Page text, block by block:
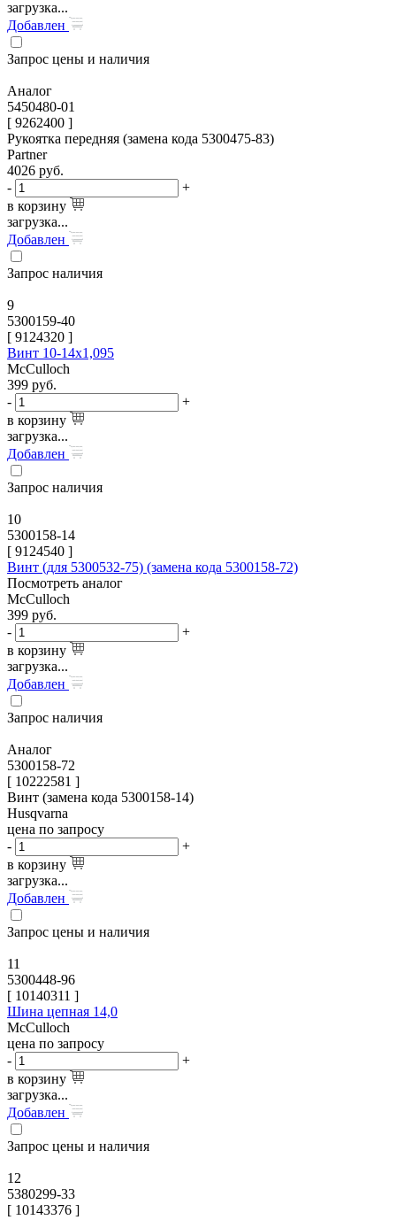
загрузка...
Добавлен
Запрос цены и наличия
Аналог
5450480-01
[ 9262400 ]
Рукоятка передняя (замена кода 5300475-83)
Partner
4026 руб.
-
+
в корзину
загрузка...
Добавлен
Запрос наличия
9
5300159-40
[ 9124320 ]
Винт 10-14x1,095
McCulloch
399 руб.
-
+
в корзину
загрузка...
Добавлен
Запрос наличия
10
5300158-14
[ 9124540 ]
Винт (для 5300532-75) (замена кода 5300158-72)
Посмотреть аналог
McCulloch
399 руб.
-
+
в корзину
загрузка...
Добавлен
Запрос наличия
Аналог
5300158-72
[ 10222581 ]
Винт (замена кода 5300158-14)
Husqvarna
цена по запросу
-
+
в корзину
загрузка...
Добавлен
Запрос цены и наличия
11
5300448-96
[ 10140311 ]
Шина цепная 14,0
McCulloch
цена по запросу
-
+
в корзину
загрузка...
Добавлен
Запрос цены и наличия
12
5380299-33
[ 10143376 ]